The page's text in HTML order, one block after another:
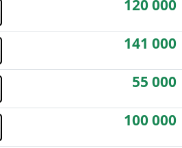
120 000
141 000
55 000
100 000